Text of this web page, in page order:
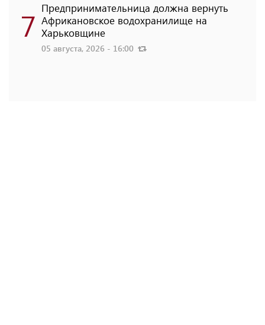
7 Предпринимательница должна вернуть
Африкановское водохранилище на
Харьковщине
05 августа, 2026 - 16:00